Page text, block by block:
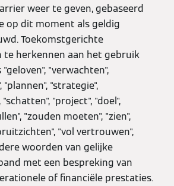
weer te geven, gebaseerd
op dit moment als geldig
Toekomstgerichte
te herkennen aan het gebruik
"verwachten",
"strategie",
"project", "doel",
"zouden moeten", "zien",
"vol vertrouwen",
woorden van gelijke
met een bespreking van
of financiële prestaties.